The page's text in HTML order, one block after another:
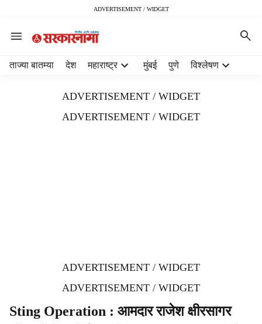
ADVERTISEMENT / WIDGET
ताज्या बातम्या देश महाराष्ट्र मुंबई पुणे विश्लेषण
ADVERTISEMENT / WIDGET
ADVERTISEMENT / WIDGET
ADVERTISEMENT / WIDGET
ADVERTISEMENT / WIDGET
Sting Operation : आमदार राजेश क्षीरसागर